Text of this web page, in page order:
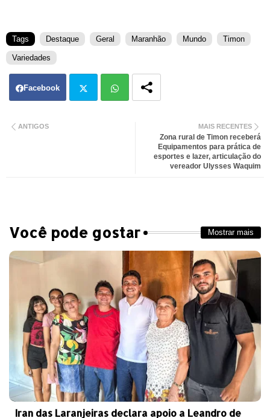
Tags Destaque Geral Maranhão Mundo Timon
Variedades
Facebook
MAIS RECENTES
Zona rural de Timon receberá
Equipamentos para prática de
esportes e lazer, articulação do
vereador Ulysses Waquim
ANTIGOS
Você pode gostar Mostrar mais
Iran das Laranjeiras declara apoio a Leandro de